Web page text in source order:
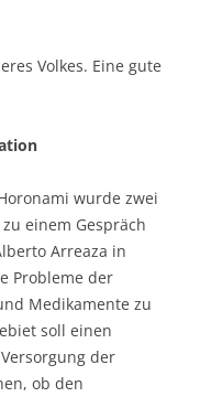
Volkes. Eine gute
wurde zwei
einem Gespräch
Arreaza in
Probleme der
Medikamente zu
soll einen
der
ob den